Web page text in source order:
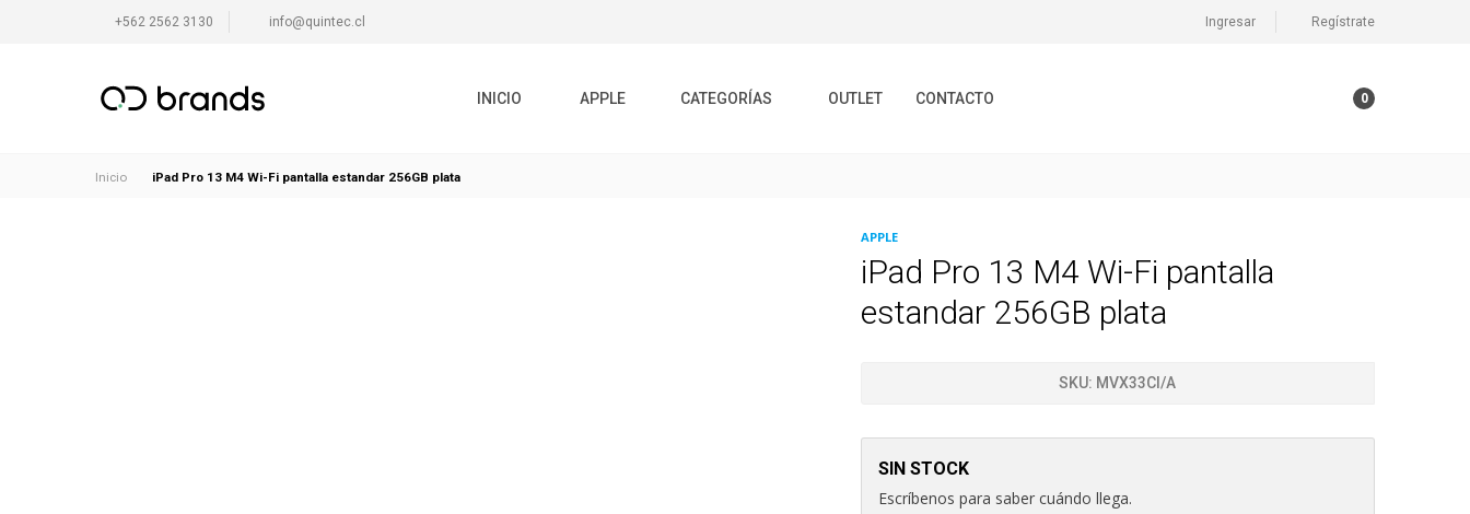
+562 2562 3130 info@quintec.cl Ingresar Regístrate
INICIO APPLE CATEGORÍAS OUTLET CONTACTO 0
Inicio iPad Pro 13 M4 Wi-Fi pantalla estandar 256GB plata
APPLE
iPad Pro 13 M4 Wi-Fi pantalla
estandar 256GB plata
SKU: MVX33CI/A
SIN STOCK
Escríbenos para saber cuándo llega.